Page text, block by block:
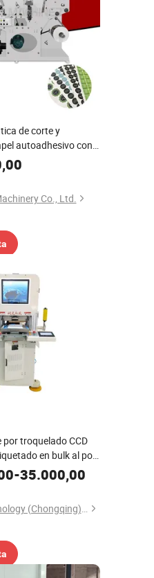
de corte y
autoadhesivo con
Co., Ltd.
troquelado CCD
en bulk al por
corrugado de
-35.000,00
Shengerxin Technology (Chongqing) Co., Ltd.